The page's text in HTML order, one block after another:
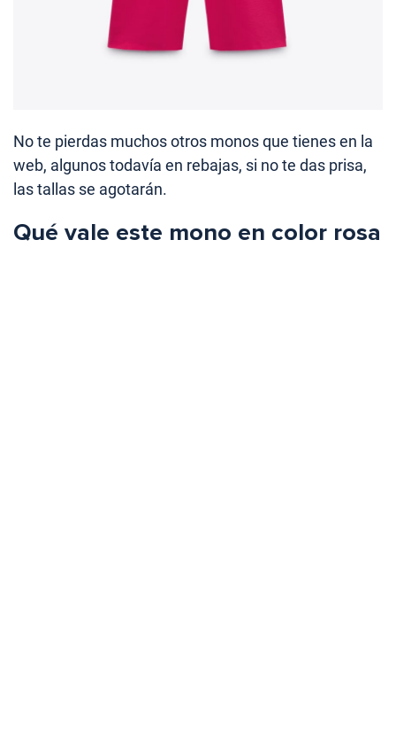
No te pierdas muchos otros monos que tienes en la
web, algunos todavía en rebajas, si no te das prisa,
las tallas se agotarán.
Qué vale este mono en color rosa